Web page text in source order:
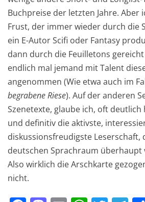
Buchpreise der letzten Jahre. Aber
Frust, der immer wieder durch die
ein E-Autor Scifi oder Fantasy
dann durch die Feuilletons
endlich mal jemand mit Talent
angenommen (Wie etwa auch im
begrabene Riese). Auf der anderen
Szenetexte, glaube ich, oft deutlich
und definitiv die aktivste,
diskussionsfreudigste Leserschaft,
deutschen Sprachraum überhaupt
Also wirklich die Arschkarte
nicht.